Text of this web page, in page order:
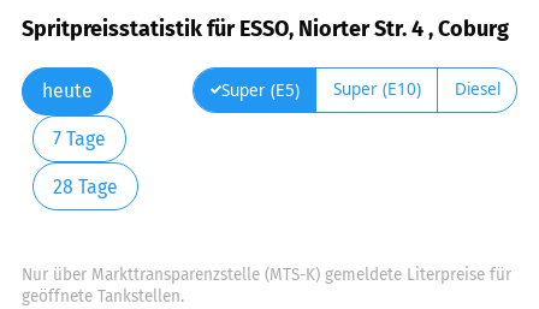
Spritpreisstatistik für ESSO, Niorter Str. 4 , Coburg
heute
7 Tage
28 Tage
Super (E5) Super (E10) Diesel
Nur über Markttransparenzstelle (MTS-K) gemeldete Literpreise für
geöffnete Tankstellen.